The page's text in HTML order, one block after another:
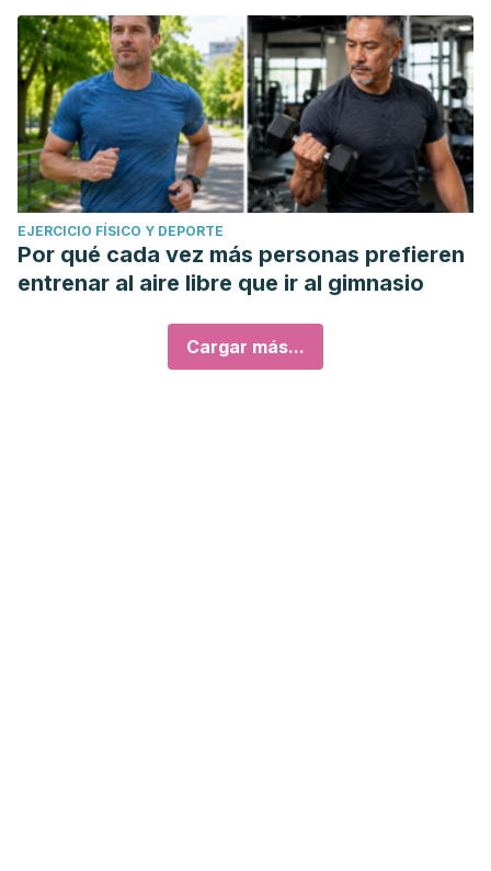
EJERCICIO FÍSICO Y DEPORTE
Por qué cada vez más personas prefieren
entrenar al aire libre que ir al gimnasio
Cargar más...